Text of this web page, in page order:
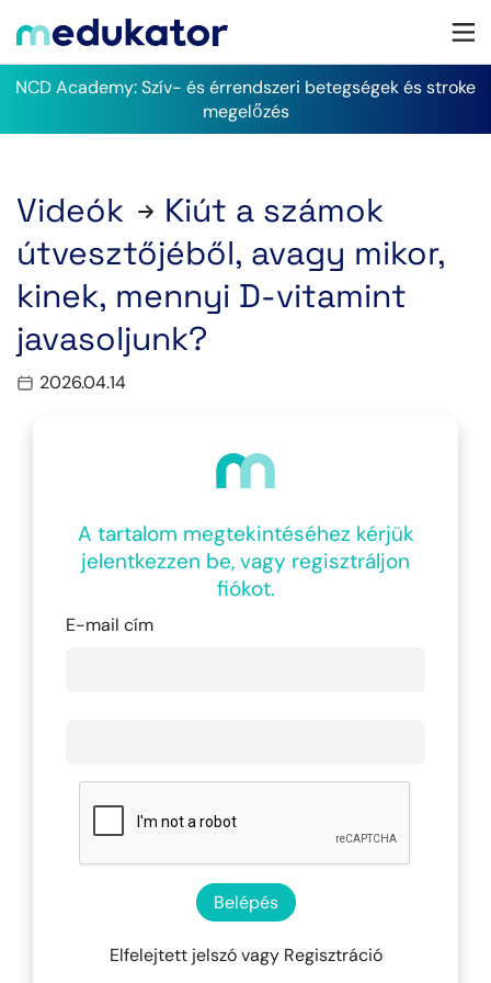
NCD Academy: Szív- és érrendszeri betegségek és stroke
megelőzés
Videók
Kiút a számok
útvesztőjéből, avagy mikor,
kinek, mennyi D-vitamint
javasoljunk?
2026.04.14
A tartalom megtekintéséhez kérjük
jelentkezzen be, vagy regisztráljon
fiókot.
E-mail cím
Belépés
Elfelejtett jelszóvagy Regisztráció